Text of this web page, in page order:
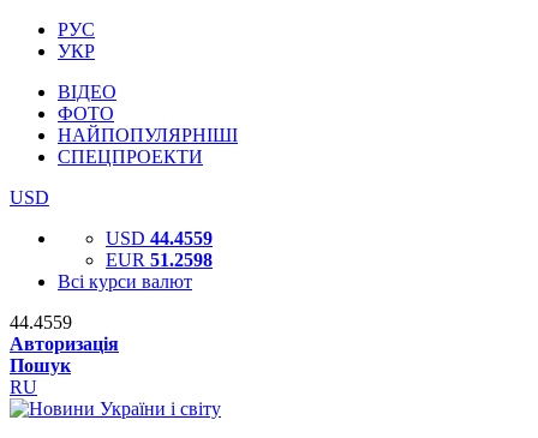
РУС
УКР
ВІДЕО
ФОТО
НАЙПОПУЛЯРНІШІ
СПЕЦПРОЕКТИ
USD
USD 44.4559
EUR 51.2598
Всі курси валют
44.4559
Авторизація
Пошук
RU